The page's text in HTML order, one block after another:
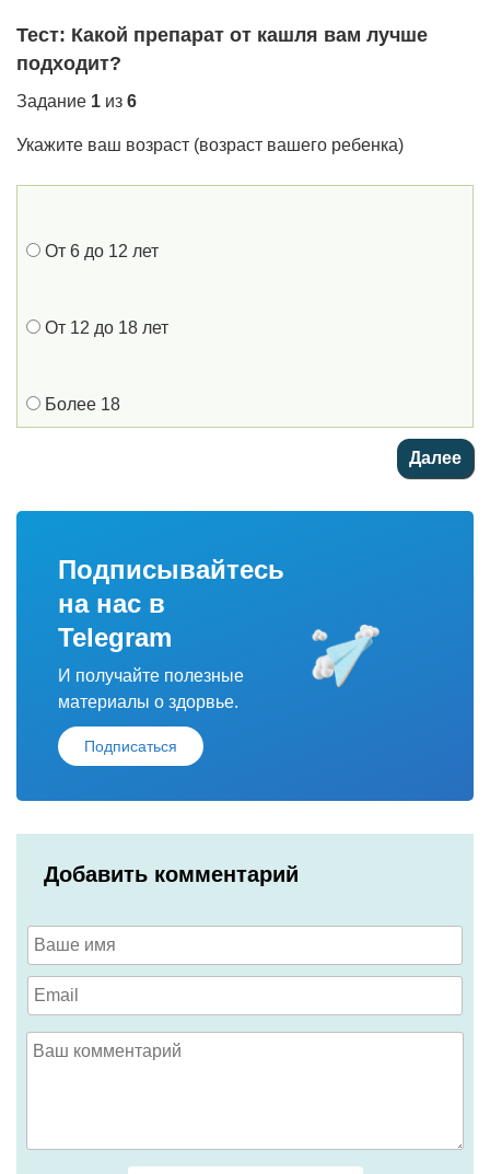
Тест: Какой препарат от кашля вам лучше
подходит?
Задание 1 из 6
Укажите ваш возраст (возраст вашего ребенка)
От 6 до 12 лет
От 12 до 18 лет
Более 18
Подписывайтесь
на нас в
Telegram
И получайте полезные
материалы о здорвье.
Подписаться
Добавить комментарий